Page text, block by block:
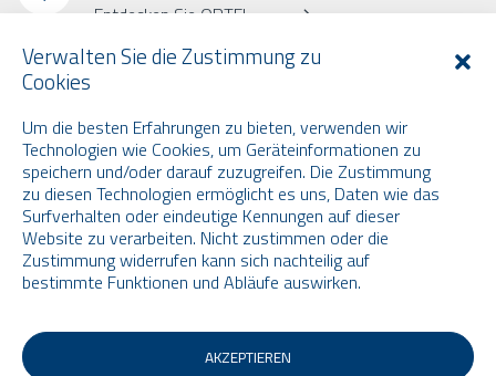
Verwalten Sie die Zustimmung zu
Cookies
Um die besten Erfahrungen zu bieten, verwenden wir
Technologien wie Cookies, um Geräteinformationen zu
speichern und/oder darauf zuzugreifen. Die Zustimmung
zu diesen Technologien ermöglicht es uns, Daten wie das
Surfverhalten oder eindeutige Kennungen auf dieser
Website zu verarbeiten. Nicht zustimmen oder die
Zustimmung widerrufen kann sich nachteilig auf
bestimmte Funktionen und Abläufe auswirken.
AKZEPTIEREN
Entdecken Sie OPTEL
ABONNIEREN SIE UNSEREN RUNDBRIEF.
Erfahren Sie mehr über OPTEL, unsere kommenden Veranstaltungen
und unsere neuesten Nachrichten!
* Bitte beachten Sie, dass der Rundschreiben nur in englischer Sprache
erscheint.